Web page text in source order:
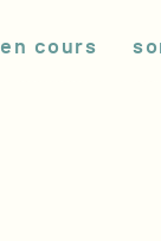
en cours